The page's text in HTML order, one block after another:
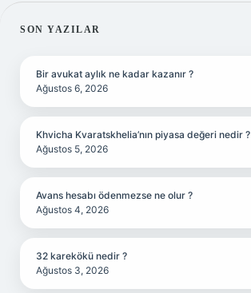
SIDEBAR
SON YAZILAR
Bir avukat aylık ne kadar kazanır ?
Ağustos 6, 2026
Khvicha Kvaratskhelia’nın piyasa değeri nedir ?
Ağustos 5, 2026
Avans hesabı ödenmezse ne olur ?
Ağustos 4, 2026
32 karekökü nedir ?
Ağustos 3, 2026